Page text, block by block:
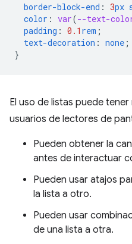
border-block-end : 3px
color : var(--text-
padding : 0.1 rem ;
text-decoration : none ;
}
El uso de listas puede
usuarios de lectores de
Pueden obtener la
antes de interactuar
Pueden usar atajos
la lista a otro.
Pueden usar
de una lista a otra.